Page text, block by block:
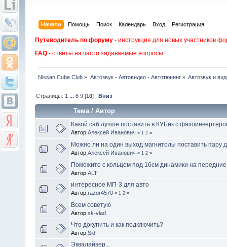
Начало Помощь Поиск Календарь Вход Регистрация
Путеводитель по форуму - инструкция для новых участников
FAQ - ответы на часто задаваемые вопросы
Nissan Cube Club » Автозвук - Автовидео - Автотюнинг» Автозвук и
Страницы: 1 ...8 9 [10]Вниз
Тема/Автор
Какой саб лучше поставить в КУБик с
Автор Алексей Иванович « 1 2 »
Можно ли на один выход магнитолы поставить пару
Автор Алексей Иванович « 1 2 »
Поможите с кольцом под 16см динамики на
Автор ALT
интересное МП-3 для авто
Автор razor4570 « 1 2 »
Всем советую
Автор sk-vlad
Что докупить и как подключить?
Автор Sid
Эквалайзер...